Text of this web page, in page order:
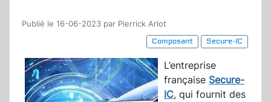
Publié le 16-06-2023 par Pierrick Arlot
Composant
Secure-IC
L’entreprise
française Secure-
IC, qui fournit des